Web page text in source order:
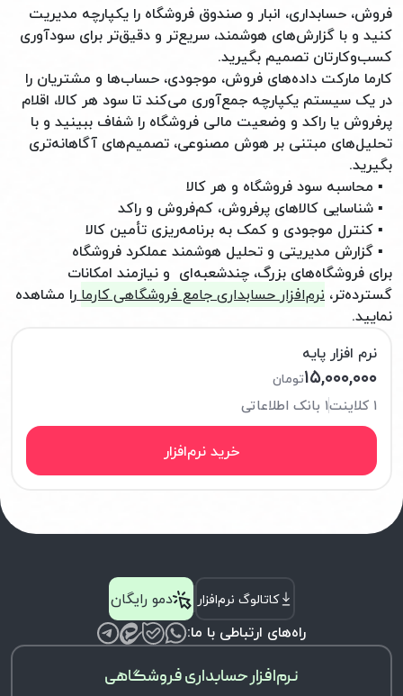
فروش، حسابداری، انبار و صندوق فروشگاه را یکپارچه مدیریت
کنید و با گزارش‌های هوشمند، سریع‌تر و دقیق‌تر برای سودآوری
کسب‌وکارتان تصمیم بگیرید.
کارما مارکت داده‌های فروش، موجودی، حساب‌ها و مشتریان را
در یک سیستم یکپارچه جمع‌آوری می‌کند تا سود هر کالا، اقلام
پرفروش یا راکد و وضعیت مالی فروشگاه را شفاف ببینید و با
تحلیل‌های مبتنی بر هوش مصنوعی، تصمیم‌های آگاهانه‌تری
بگیرید.
▪ محاسبه سود فروشگاه و هر کالا
▪ شناسایی کالاهای پرفروش، کم‌فروش و راکد
▪ کنترل موجودی و کمک به برنامه‌ریزی تأمین کالا
▪ گزارش مدیریتی و تحلیل هوشمند عملکرد فروشگاه
برای فروشگاه‌های بزرگ، چندشعبه‌ای و نیازمند امکانات
گسترده‌تر، نرم‌افزار حسابداری جامع فروشگاهی کارمارا مشاهده
نمایید.
نرم افزار پایه
تومان۱۵,۰۰۰,۰۰۰
۱ کلاینت ۱ بانک اطلاعاتی
خرید نرم‌افزار
کاتالوگ نرم‌افزار
دمو رایگان
راه‌های ارتباطی با ما:
نرم‌افزار حسابداری فروشگاهی